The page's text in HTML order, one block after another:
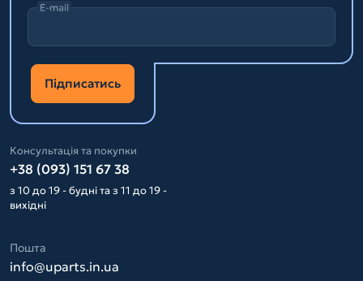
E-mail
Підписатись
Консультація та покупки
+38 (093) 151 67 38
з 10 до 19 - будні та з 11 до 19 -
вихідні
Пошта
info@uparts.in.ua